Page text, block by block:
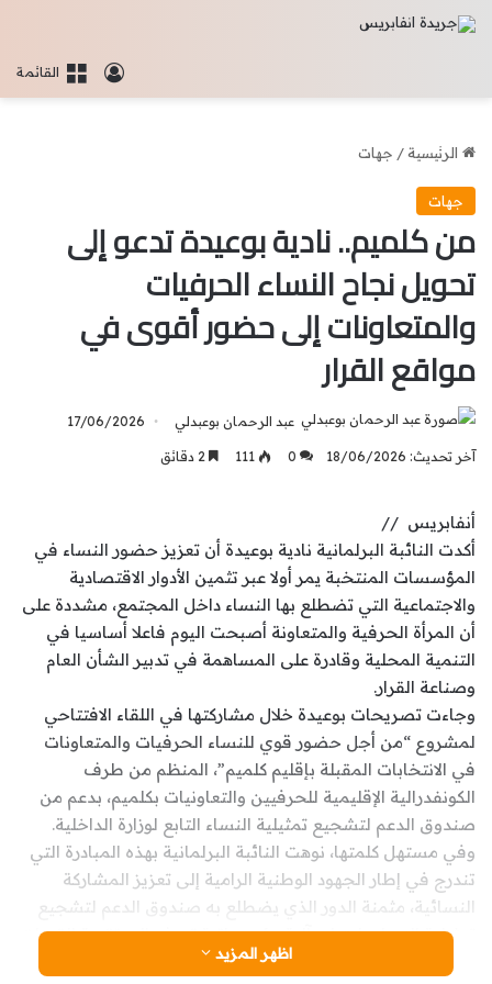
القائمةتسجيل
الرئيسية/ جهات
جهات
من كلميم.. نادية بوعيدة تدعو إلى
تحويل نجاح النساء الحرفيات
والمتعاونات إلى حضور أقوى في
مواقع القرار
عبد الرحمان بوعبدلي 17/06/2026
آخر تحديث: 18/06/2026 0
111
أنفابريس //
أكدت النائبة البرلمانية نادية بوعيدة أن تعزيز حضور النساء في
المؤسسات المنتخبة يمر أولا عبر تثمين الأدوار الاقتصادية
والاجتماعية التي تضطلع بها النساء داخل المجتمع، مشددة على
أن المرأة الحرفية والمتعاونة أصبحت اليوم فاعلا أساسيا في
التنمية المحلية وقادرة على المساهمة في تدبير الشأن العام
وصناعة القرار.
وجاءت تصريحات بوعيدة خلال مشاركتها في اللقاء الافتتاحي
لمشروع “من أجل حضور قوي للنساء الحرفيات والمتعاونات
في الانتخابات المقبلة بإقليم كلميم”، المنظم من طرف
الكونفدرالية الإقليمية للحرفيين والتعاونيات بكلميم، بدعم من
صندوق الدعم لتشجيع تمثيلية النساء التابع لوزارة الداخلية.
وفي مستهل كلمتها، نوهت النائبة البرلمانية بهذه المبادرة التي
تندرج في إطار الجهود الوطنية الرامية إلى تعزيز المشاركة
النسائية، مثمنة الدور الذي يضطلع به صندوق الدعم لتشجيع
تمثيلية النساء باعتباره آلية مؤسساتية تهدف إلى تقوية القدرات
القيادية للنساء، وتشجيع انخراطهن في الحياة العامة، وتهيئة
اظهر المزيد